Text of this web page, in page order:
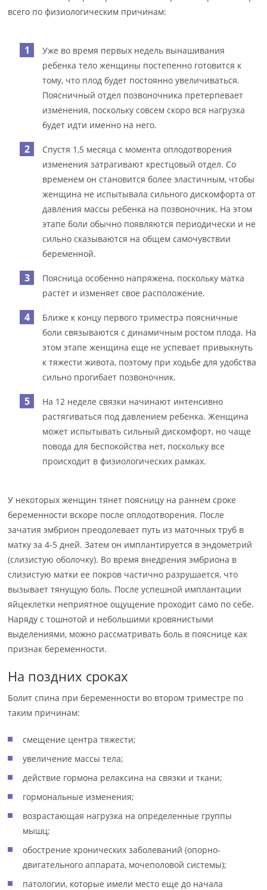
всего по физиологическим причинам:
Уже во время первых недель вынашивания
ребенка тело женщины постепенно готовится к
тому, что плод будет постоянно увеличиваться.
Поясничный отдел позвоночника претерпевает
изменения, поскольку совсем скоро вся нагрузка
будет идти именно на него.
Спустя 1,5 месяца с момента оплодотворения
изменения затрагивают крестцовый отдел. Со
временем он становится более эластичным, чтобы
женщина не испытывала сильного дискомфорта от
давления массы ребенка на позвоночник. На этом
этапе боли обычно появляются периодически и не
сильно сказываются на общем самочувствии
беременной.
Поясница особенно напряжена, поскольку матка
растет и изменяет свое расположение.
Ближе к концу первого триместра поясничные
боли связываются с динамичным ростом плода. На
этом этапе женщина еще не успевает привыкнуть
к тяжести живота, поэтому при ходьбе для удобства
сильно прогибает позвоночник.
На 12 неделе связки начинают интенсивно
растягиваться под давлением ребенка. Женщина
может испытывать сильный дискомфорт, но чаще
повода для беспокойства нет, поскольку все
происходит в физиологических рамках.
У некоторых женщин тянет поясницу на раннем сроке
беременности вскоре после оплодотворения. После
зачатия эмбрион преодолевает путь из маточных труб в
матку за 4-5 дней. Затем он имплантируется в эндометрий
(слизистую оболочку). Во время внедрения эмбриона в
слизистую матки ее покров частично разрушается, что
вызывает тянущую боль. После успешной имплантации
яйцеклетки неприятное ощущение проходит само по себе.
Наряду с тошнотой и небольшими кровянистыми
выделениями, можно рассматривать боль в пояснице как
признак беременности.
На поздних сроках
Болит спина при беременности во втором триместре по
таким причинам:
смещение центра тяжести;
увеличение массы тела;
действие гормона релаксина на связки и ткани;
гормональные изменения;
возрастающая нагрузка на определенные группы
мышц;
обострение хронических заболеваний (опорно-
двигательного аппарата, мочеполовой системы);
патологии, которые имели место еще до начала